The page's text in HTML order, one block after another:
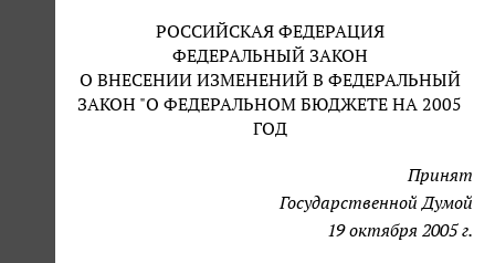
РОССИЙСКАЯ ФЕДЕРАЦИЯ
ФЕДЕРАЛЬНЫЙ ЗАКОН
О ВНЕСЕНИИ ИЗМЕНЕНИЙ В ФЕДЕРАЛЬНЫЙ
ЗАКОН "О ФЕДЕРАЛЬНОМ БЮДЖЕТЕ НА 2005
ГОД
Принят
Государственной Думой
19 октября 2005 г.